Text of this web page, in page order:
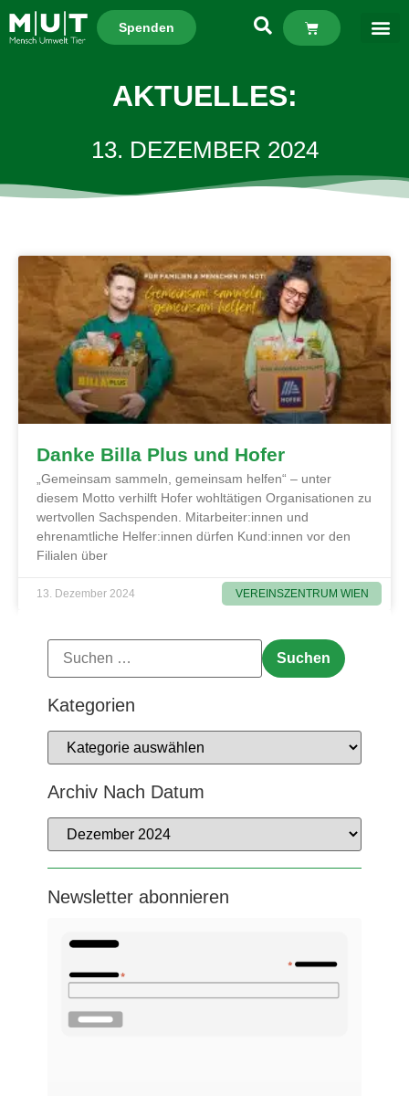
Spenden
AKTUELLES:
13. DEZEMBER 2024
VEREINSZENTRUM WIEN
Danke Billa Plus und Hofer
„Gemeinsam sammeln, gemeinsam helfen“ – unter
diesem Motto verhilft Hofer wohltätigen Organisationen zu
wertvollen Sachspenden. Mitarbeiter:innen und
ehrenamtliche Helfer:innen dürfen Kund:innen vor den
Filialen über
13. Dezember 2024
Kategorien
Archiv Nach Datum
Newsletter abonnieren